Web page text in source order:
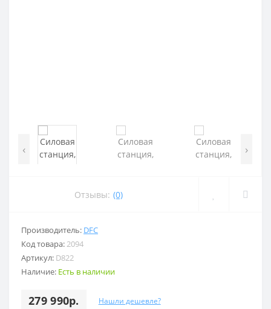
‹ ›
Отзывы: (0)
Производитель: DFC
Код товара:2094
Артикул: D822
Наличие: Есть в наличии
279 990р. Нашли дешевле?